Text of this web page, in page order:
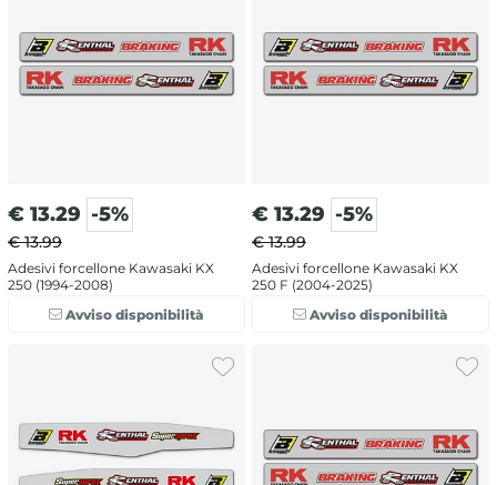
€ 13.29 -5%
€ 13.99
Adesivi forcellone Kawasaki KX
250 (1994-2008)
Avviso disponibilità
€ 13.29 -5%
€ 13.99
Adesivi forcellone Kawasaki KX
250 F (2004-2025)
Avviso disponibilità